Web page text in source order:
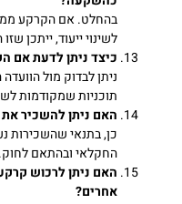
בהחלט. אם הקרקע
לשינוי ייעוד, ייתכן
כיצד ניתן לדעת אם
ניתן לבדוק מול
תוכניות שמקודמות
האם ניתן להשכיר
כן, בתנאי שהשכירות
החקלאי ובהתאם לחוק.
האם ניתן לרכוש
אחרים?